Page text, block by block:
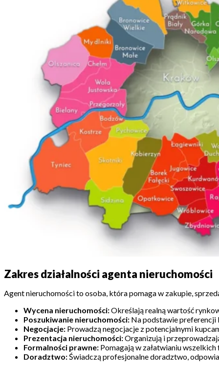
Zakres działalności agenta nieruchomości
Agent nieruchomości to osoba, która pomaga w zakupie,
Wycena nieruchomości:Określają realną wartość
Poszukiwanie nieruchomości: Na podstawie preferencji
Negocjacje: Prowadzą negocjacje z potencjalnymi
Prezentacja nieruchomości:Organizują i
Formalności prawne: Pomagają w załatwianiu
Doradztwo: Świadczą profesjonalne doradztwo,